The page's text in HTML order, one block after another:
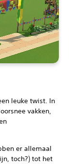
leuke twist. In
vakken,
er allemaal
toch?) tot het